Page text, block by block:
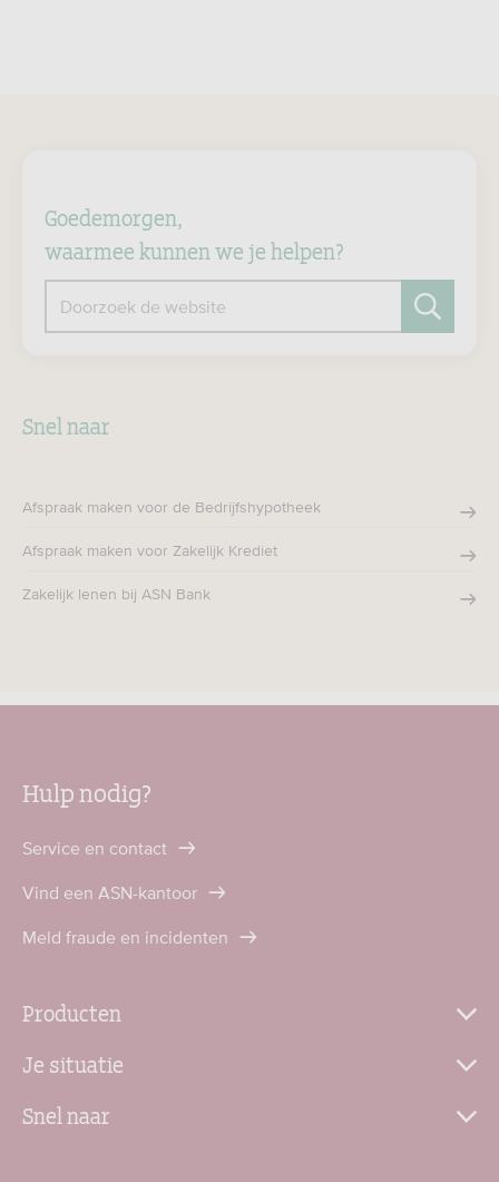
Goedemorgen,
waarmee kunnen we je helpen?
Doorzoek de website
Snel naar
Afspraak maken voor de Bedrijfshypotheek
Afspraak maken voor Zakelijk Krediet
Zakelijk lenen bij ASN Bank
Hulp nodig?
Service en contact
Vind een ASN-kantoor
Meld fraude en incidenten
Producten
Je situatie
Snel naar